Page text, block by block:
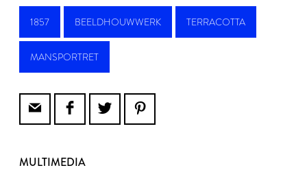
1857 BEELDHOUWWERK TERRACOTTA
MANSPORTRET
MULTIMEDIA